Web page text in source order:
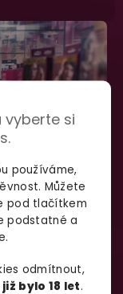
si
používáme,
Můžete
pod tlačítkem
podstatné a
odmítnout,
bylo 18 let.